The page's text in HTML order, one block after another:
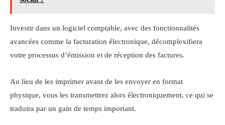
Investir dans un logiciel comptable, avec des fonctionnalités
avancées comme la facturation électronique, décomplexifiera
votre processus d’émission et de réception des factures.
Au lieu de les imprimer avant de les envoyer en format
physique, vous les transmettrez alors électroniquement, ce qui se
traduira par un gain de temps important.